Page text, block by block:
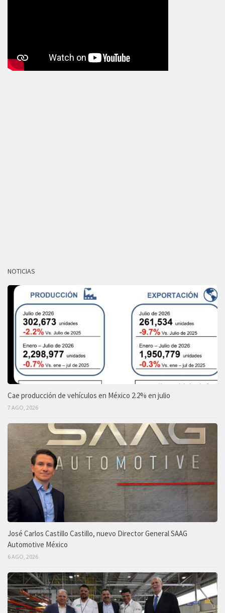
NOTICIAS
Cae producción de vehículos en México 2.2% en julio
7 AGO, 2026
José Carlos Castillo Castillo, nuevo Director General SAAG
Automotive México
6 AGO, 2026